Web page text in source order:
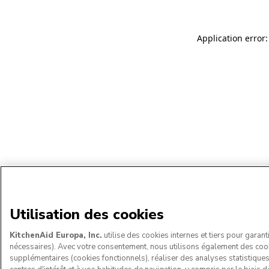
Application
Utilisation des cookies
KitchenAid Europa, Inc. utilise des cookies internes et tiers pour
nécessaires). Avec votre consentement, nous utilisons également des
supplémentaires (cookies fonctionnels), réaliser des analyses